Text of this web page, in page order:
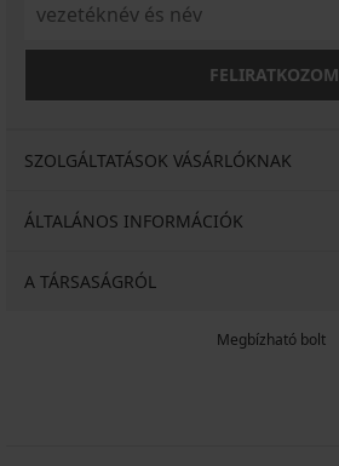
FELIRATKOZOM
SZOLGÁLTATÁSOK VÁSÁRLÓKNAK
ÁLTALÁNOS INFORMÁCIÓK
A TÁRSASÁGRÓL
Megbízható bolt